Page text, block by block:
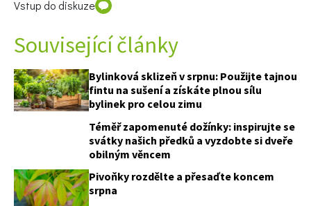
Objednat >
Naše krásná zahrada Speciál
Vstup do diskuze
Související články
Bylinková sklizeň v srpnu: Použijte tajnou
fintu na sušení a získáte plnou sílu
bylinek pro celou zimu
Téměř zapomenuté dožínky: inspirujte se
svátky našich předků a vyzdobte si dveře
obilným věncem
Pivoňky rozdělte a přesaďte koncem
srpna